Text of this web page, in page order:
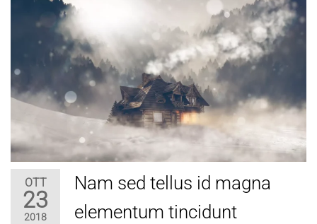
OTT
23
2018
Nam sed tellus id magna
elementum tincidunt